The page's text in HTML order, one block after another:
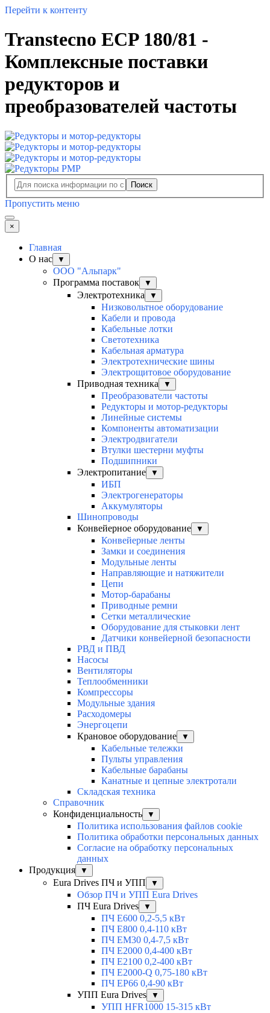
Перейти к контенту
Transtecno ECP 180/81 -
Комплексные поставки
редукторов и
преобразователей частоты
Поиск
Пропустить меню
×
Главная
О нас
▼
ООО "Альпарк"
Программа поставок
▼
Электротехника ▼
Низковольтное оборудование
Кабели и провода
Кабельные лотки
Светотехника
Кабельная арматура
Электротехнические шины
Электрощитовое оборудование
Приводная техника
▼
Преобразователи частоты
Редукторы и мотор-редукторы
Линейные системы
Компоненты автоматизации
Электродвигатели
Втулки шестерни муфты
Подшипники
Электропитание
▼
ИБП
Электрогенераторы
Аккумуляторы
Шинопроводы
Конвейерное оборудование
▼
Конвейерные ленты
Замки и соединения
Модульные ленты
Направляющие и натяжители
Цепи
Мотор-барабаны
Приводные ремни
Сетки металлические
Оборудование для стыковки лент
Датчики конвейерной безопасности
РВД и ПВД
Насосы
Вентиляторы
Теплообменники
Компрессоры
Модульные здания
Расходомеры
Энергоцепи
Крановое оборудование
▼
Кабельные тележки
Пульты управления
Кабельные барабаны
Канатные и цепные электротали
Складская техника
Справочник
Конфиденциальность
▼
Политика использования файлов cookie
Политика обработки персональных данных
Согласие на обработку персональных
данных
Продукция
▼
Eura Drives ПЧ и УПП ▼
Обзор ПЧ и УПП Eura Drives
ПЧ Eura Drives
▼
ПЧ E600 0,2-5,5 кВт
ПЧ E800 0,4-110 кВт
ПЧ EM30 0,4-7,5 кВт
ПЧ E2000 0,4-400 кВт
ПЧ E2100 0,2-400 кВт
ПЧ E2000-Q 0,75-180 кВт
ПЧ EP66 0,4-90 кВт
УПП Eura Drives
▼
УПП HFR1000 15-315 кВт